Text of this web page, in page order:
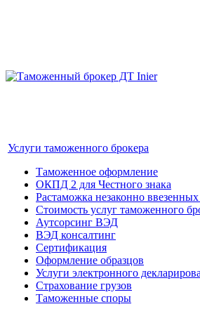
Услуги таможенного брокера
Таможенное оформление
ОКПД 2 для Честного знака
Растаможка незаконно ввезенных
Стоимость услуг таможенного
Аутсорсинг ВЭД
ВЭД консалтинг
Сертификация
Оформление образцов
Услуги электронного
Страхование грузов
Таможенные споры